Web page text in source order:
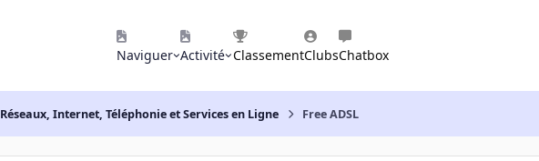
Naviguer Activité ClassementClubsChatbox
Réseaux, Internet, Téléphonie et Services en Ligne Free ADSL